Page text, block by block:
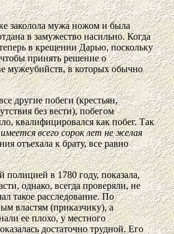
заколола мужа ножом и была
в замужество насильно. Когда
в крещении Дарью, поскольку
принять решение о
мужеубийств, в которых обычно
другие побеги (крестьян,
без вести), побегом
квалифицировался как побег. Так
всего сорок лет не желая
отъехала к брату, все равно
в 1780 году, показала,
однако, всегда проверяли, не
такое расследование. По
властям (приказчику), а
ее плохо, у местного
достаточно трудной. Его